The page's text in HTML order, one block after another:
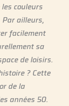
couleurs
ailleurs,
facilement
sa
de loisirs.
? Cette
de la
années 50.